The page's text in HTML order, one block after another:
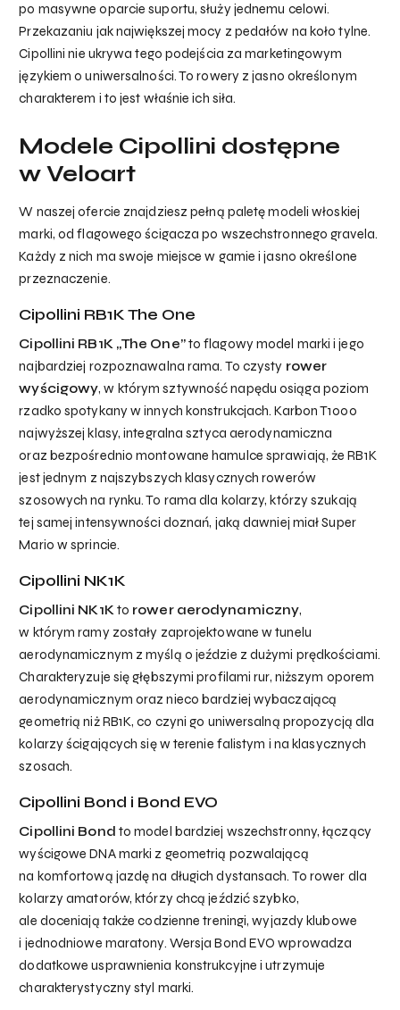
po masywne oparcie suportu, służy jednemu celowi.
Przekazaniu jak największej mocy z pedałów na koło tylne.
Cipollini nie ukrywa tego podejścia za marketingowym
językiem o uniwersalności. To rowery z jasno określonym
charakterem i to jest właśnie ich siła.
Modele Cipollini dostępne
w Veloart
W naszej ofercie znajdziesz pełną paletę modeli włoskiej
marki, od flagowego ścigacza po wszechstronnego gravela.
Każdy z nich ma swoje miejsce w gamie i jasno określone
przeznaczenie.
Cipollini RB1K The One
Cipollini RB1K „The One”to flagowy model marki i jego
najbardziej rozpoznawalna rama. To czysty rower
wyścigowy, w którym sztywność napędu osiąga poziom
rzadko spotykany w innych konstrukcjach. Karbon T1000
najwyższej klasy, integralna sztyca aerodynamiczna
oraz bezpośrednio montowane hamulce sprawiają, że RB1K
jest jednym z najszybszych klasycznych rowerów
szosowych na rynku. To rama dla kolarzy, którzy szukają
tej samej intensywności doznań, jaką dawniej miał Super
Mario w sprincie.
Cipollini NK1K
Cipollini NK1Kto rower aerodynamiczny,
w którym ramy zostały zaprojektowane w tunelu
aerodynamicznym z myślą o jeździe z dużymi prędkościami.
Charakteryzuje się głębszymi profilami rur, niższym oporem
aerodynamicznym oraz nieco bardziej wybaczającą
geometrią niż RB1K, co czyni go uniwersalną propozycją dla
kolarzy ścigających się w terenie falistym i na klasycznych
szosach.
Cipollini Bond i Bond EVO
Cipollini Bond to model bardziej wszechstronny, łączący
wyścigowe DNA marki z geometrią pozwalającą
na komfortową jazdę na długich dystansach. To rower dla
kolarzy amatorów, którzy chcą jeździć szybko,
ale doceniają także codzienne treningi, wyjazdy klubowe
i jednodniowe maratony. Wersja Bond EVO wprowadza
dodatkowe usprawnienia konstrukcyjne i utrzymuje
charakterystyczny styl marki.